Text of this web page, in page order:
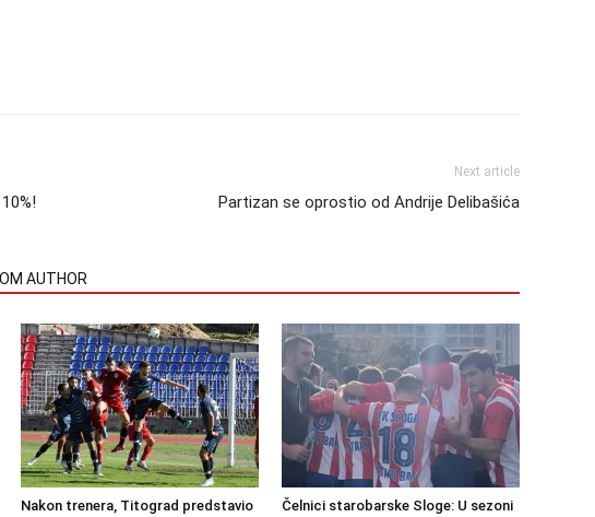
Next article
Partizan se oprostio od Andrije Delibašića
AUTHOR
Nakon trenera, Titograd predstavio
Čelnici starobarske Sloge: U sezoni